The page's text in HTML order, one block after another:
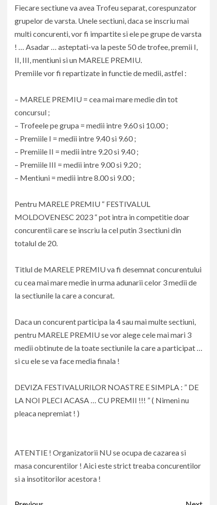
Fiecare sectiune va avea Trofeu separat, corespunzator
grupelor de varsta. Unele sectiuni, daca se inscriu mai
multi concurenti, vor fi impartite si ele pe grupe de varsta
! … Asadar … asteptati-va la peste 50 de trofee, premii I,
II, III, mentiuni si un MARELE PREMIU.
Premiile vor fi repartizate in functie de medii, astfel :
– MARELE PREMIU = cea mai mare medie din tot
concursul ;
– Trofeele pe grupa = medii intre 9.60 si 10.00 ;
– Premiile I = medii intre 9.40 si 9.60 ;
– Premiile II = medii intre 9.20 si 9.40 ;
– Premiile III = medii intre 9.00 si 9.20 ;
– Mentiuni = medii intre 8.00 si 9.00 ;
Pentru MARELE PREMIU “ FESTIVALUL
MOLDOVENESC 2023 “ pot intra in competitie doar
concurentii care se inscriu la cel putin 3 sectiuni din
totalul de 20.
Titlul de MARELE PREMIU va fi desemnat concurentului
cu cea mai mare medie in urma adunarii celor 3 medii de
la sectiunile la care a concurat.
Daca un concurent participa la 4 sau mai multe sectiuni,
pentru MARELE PREMIU se vor alege cele mai mari 3
medii obtinute de la toate sectiunile la care a participat …
si cu ele se va face media finala !
DEVIZA FESTIVALURILOR NOASTRE E SIMPLA : ” DE
LA NOI PLECI ACASA … CU PREMII !!! ” ( Nimeni nu
pleaca nepremiat ! )
ATENTIE ! Organizatorii NU se ocupa de cazarea si
masa concurentilor ! Aici este strict treaba concurentilor
si a insotitorilor acestora !